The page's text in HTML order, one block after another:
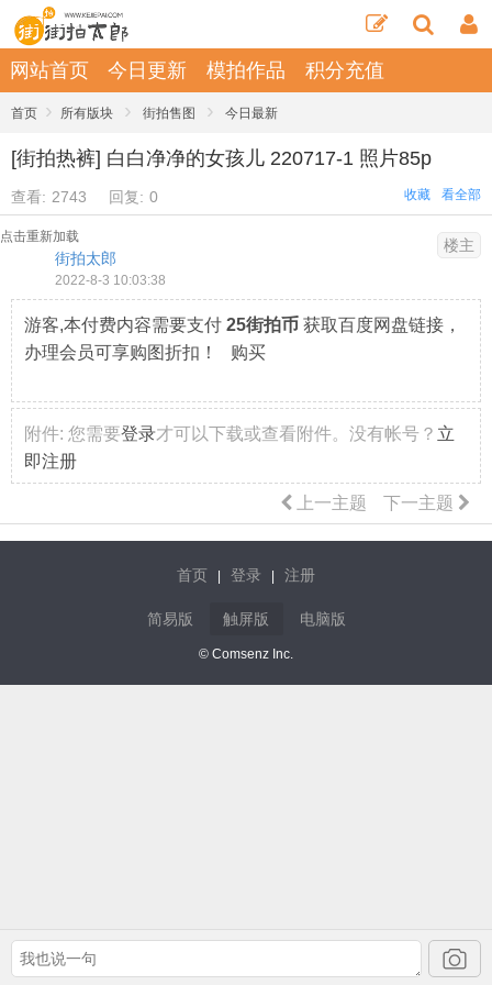
网站首页 今日更新 模拍作品 积分充值
首页 › 所有版块 › 街拍售图 › 今日最新
[街拍热裤] 白白净净的女孩儿 220717-1 照片85p
查看: 2743 回复: 0 看全部
收藏
点击重新加载
街拍太郎
2022-8-3 10:03:38
楼主
游客,本付费内容需要支付 25街拍币 获取百度网盘链接，
办理会员可享购图折扣！ 购买
附件: 您需要登录才可以下载或查看附件。没有帐号？ 立
即注册
下一主题
上一主题
首页 登录 注册
简易版 触屏版 电脑版
© Comsenz Inc.